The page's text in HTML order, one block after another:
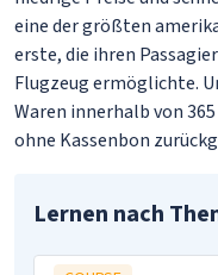
eine der größten
erste, die ihren
Flugzeug ermöglichte.
Waren innerhalb von
ohne Kassenbon
Lernen nach